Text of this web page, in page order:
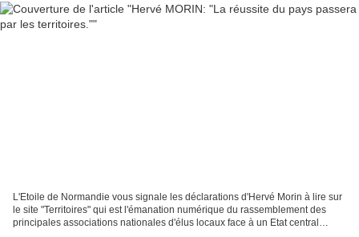
L'Etoile de Normandie vous signale les déclarations d'Hervé Morin à lire sur
le site "Territoires" qui est l'émanation numérique du rassemblement des
principales associations nationales d'élus locaux face à un Etat central